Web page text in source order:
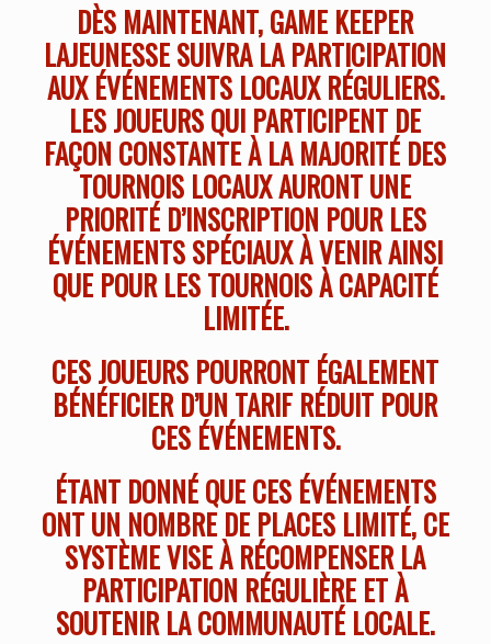
DÈS MAINTENANT, GAME KEEPER
LAJEUNESSE SUIVRA LA PARTICIPATION
AUX ÉVÉNEMENTS LOCAUX RÉGULIERS.
LES JOUEURS QUI PARTICIPENT DE
FAÇON CONSTANTE À LA MAJORITÉ DES
TOURNOIS LOCAUX AURONT UNE
PRIORITÉ D’INSCRIPTION POUR LES
ÉVÉNEMENTS SPÉCIAUX À VENIR AINSI
QUE POUR LES TOURNOIS À CAPACITÉ
LIMITÉE.
CES JOUEURS POURRONT ÉGALEMENT
BÉNÉFICIER D’UN TARIF RÉDUIT POUR
CES ÉVÉNEMENTS.
ÉTANT DONNÉ QUE CES ÉVÉNEMENTS
ONT UN NOMBRE DE PLACES LIMITÉ, CE
SYSTÈME VISE À RÉCOMPENSER LA
PARTICIPATION RÉGULIÈRE ET À
SOUTENIR LA COMMUNAUTÉ LOCALE.